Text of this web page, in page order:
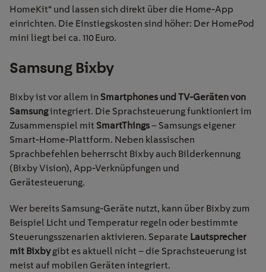
HomeKit“ und lassen sich direkt über die Home-App
einrichten. Die Einstiegskosten sind höher: Der HomePod
mini liegt bei ca. 110 Euro.
Samsung Bixby
Bixby ist vor allem in Smartphones und TV-Geräten von
Samsungintegriert. Die Sprachsteuerung funktioniert im
Zusammenspiel mit SmartThings– Samsungs eigener
Smart-Home-Plattform. Neben klassischen
Sprachbefehlen beherrscht Bixby auch Bilderkennung
(Bixby Vision), App-Verknüpfungen und
Gerätesteuerung.
Wer bereits Samsung-Geräte nutzt, kann über Bixby zum
Beispiel Licht und Temperatur regeln oder bestimmte
Steuerungsszenarien aktivieren. Separate Lautsprecher
mit Bixbygibt es aktuell nicht – die Sprachsteuerung ist
meist auf mobilen Geräten integriert.